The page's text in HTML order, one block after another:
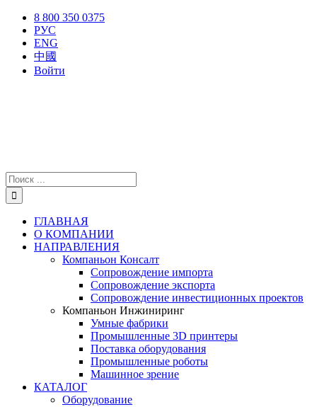
Skip
content
Facebook
YouTube
Instagram8 800 350 0375
РУС
ENG
中國
Войти
Результат
поиска:
ГЛАВНАЯ
О КОМПАНИИ
НАПРАВЛЕНИЯ
Компаньон Консалт
Сопровождение импорта
Сопровождение экспорта
Сопровождение инвестиционных проектов
Компаньон Инжиниринг
Умные фабрики
Промышленные 3D принтеры
Поставка оборудования
Промышленные роботы
Машинное зрение
КАТАЛОГ
Оборудование